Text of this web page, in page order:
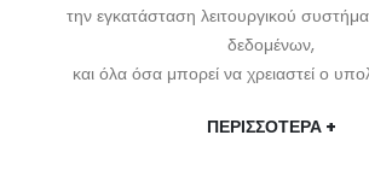
την εγκατάσταση λειτουργικού
δεδομένων,
και όλα όσα μπορεί να χρειαστεί ο
ΠΕΡΙΣΣΟΤΕΡΑ +